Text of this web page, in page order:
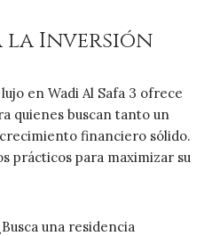
la Inversión
en Wadi Al Safa 3 ofrece
quienes buscan tanto un
financiero sólido.
prácticos para maximizar su
una residencia